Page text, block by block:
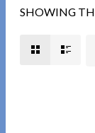
SHOWING